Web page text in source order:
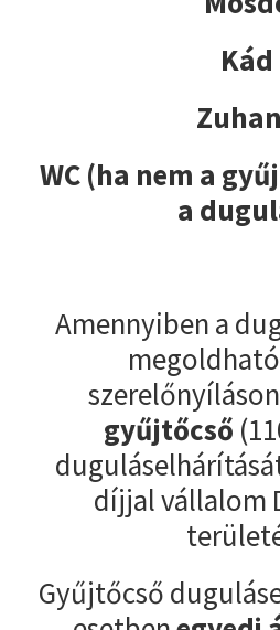
Kád
WC (ha nem a
a
Amennyiben a
gyűjtőcső
díjjal vállalom
Gyűjtőcső